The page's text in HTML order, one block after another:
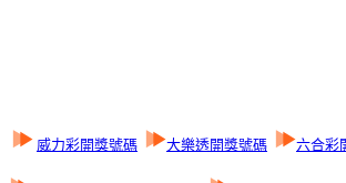
威力彩開獎號碼 大樂透開獎號碼 六合彩